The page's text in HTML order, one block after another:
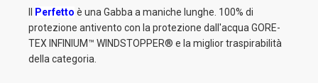
Perfetto è una Gabba a maniche lunghe. 100% di
protezione antivento con la protezione dall'acqua GORE-
TEX INFINIUM™ WINDSTOPPER® e la miglior traspirabilità
della categoria.